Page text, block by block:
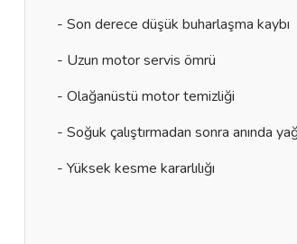
- Son derece düşük buharlaşma kaybı
- Uzun motor servis ömrü
- Olağanüstü motor temizliği
- Soğuk çalıştırmadan sonra anında
- Yüksek kesme kararlılığı